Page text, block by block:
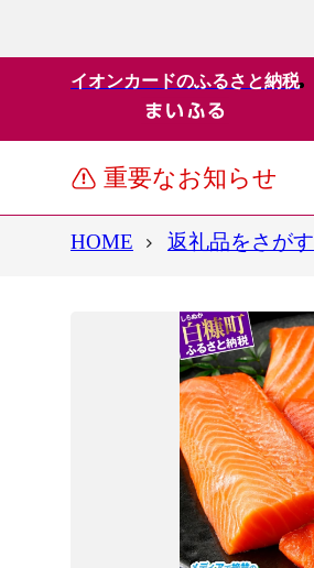
イオンカードのふるさと納税
重要なお知らせ
HOME 返礼品をさがす